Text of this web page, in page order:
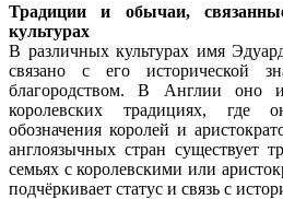
Традиции и обычаи,
культурах
В различных культурах имя
связано с его исторической
благородством. В Англии оно
королевских традициях, где
обозначения королей и
англоязычных стран существует
семьях с королевскими или
подчёркивает статус и связь с